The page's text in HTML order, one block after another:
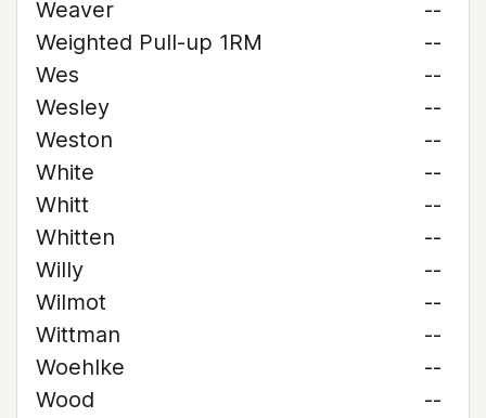
Weaver
--
Weighted Pull-up 1RM
--
Wes
--
Wesley
--
Weston
--
White
--
Whitt
--
Whitten
--
Willy
--
Wilmot
--
Wittman
--
Woehlke
--
Wood
--